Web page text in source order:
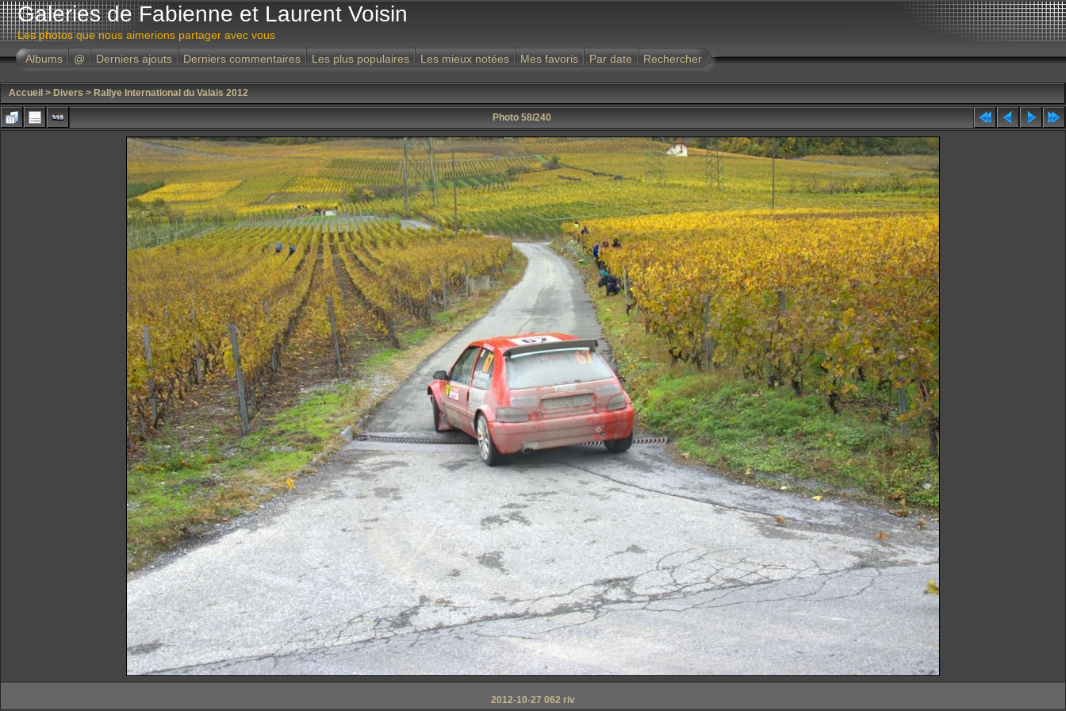
Galeries de Fabienne et Laurent Voisin
Les photos que nous aimerions partager avec vous
Albums
@ Derniers ajouts Derniers commentaires Les plus populaires Les mieux notées Mes favoris Par date Rechercher
Accueil > Divers > Rallye International du Valais 2012
Photo 58/240
2012-10-27 062 riv